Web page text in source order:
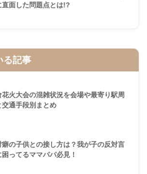
直面した問題点とは!?
る記事
花火大会の混雑状況を会場や最寄り駅周
交通手段別まとめ
癖の子供との接し方は？我が子の反対言
困ってるママパパ必見！